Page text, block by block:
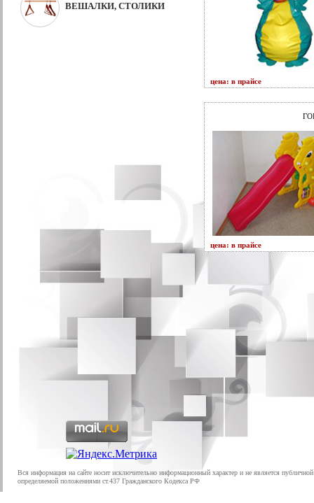
ВЕШАЛКИ, СТОЛИКИ
цена: в прайсе
цена: в прайсе
Вся информация на сайте носит исключительно информационный характер и не является
определяемой положениями ст.437 Гражданского Кодекса РФ